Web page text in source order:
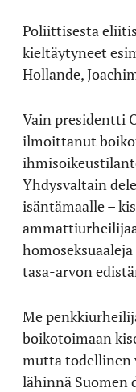
Poliittisesta
kieltäytyneet
Hollande,
Vain presidentti
ilmoittanut
Yhdysvaltain
isäntämaalle –
tasa-arvon
Me
boikotoimaan
mutta todellinen
lähinnä Suomen